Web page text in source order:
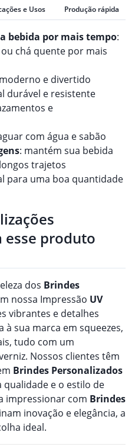
e Usos Produção rápida
bebida por mais tempo:
chá quente por mais
e divertido
durável e resistente
e
com água e sabão
: mantém sua bebida
trajetos
para uma boa quantidade
esse produto
dos Brindes
nossa Impressão UV
vibrantes e detalhes
sua marca em squeezes,
tudo com um
Nossos clientes têm
Brindes Personalizados
qualidade e o estilo de
impressionar com Brindes
inovação e elegância, a
ideal.